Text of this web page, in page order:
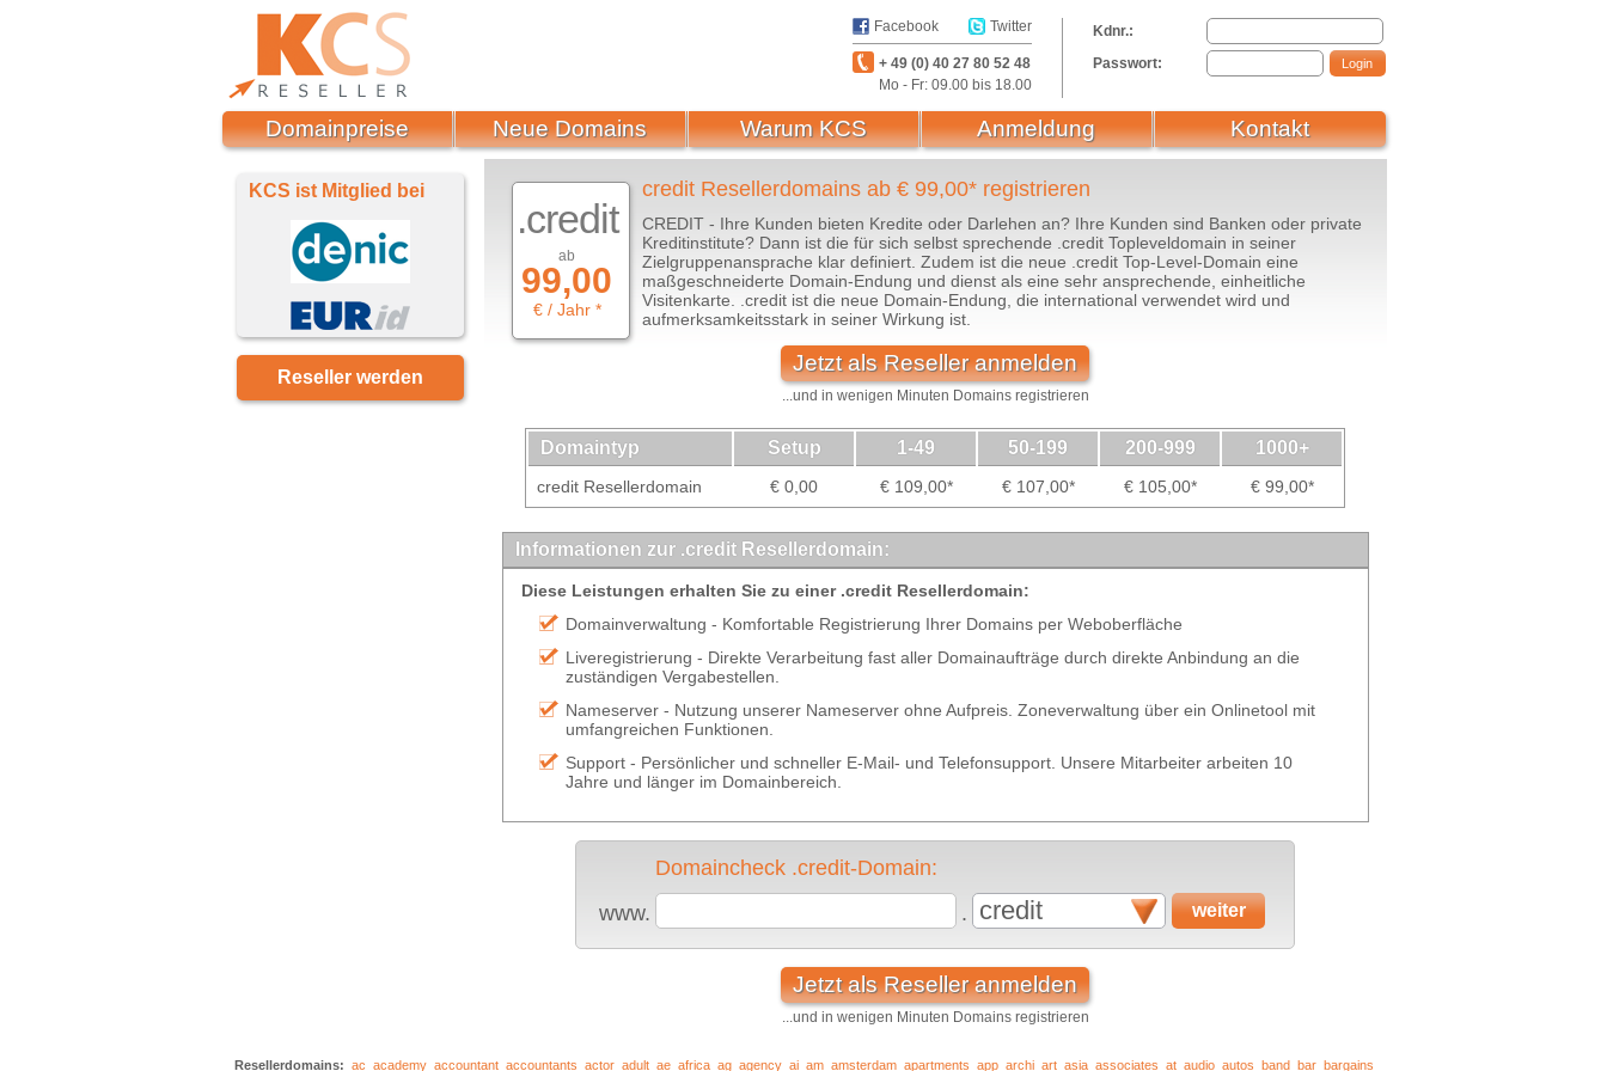
Facebook Twitter
+ 49 (0) 40 27 80 52 48
Mo - Fr: 09.00 bis 18.00
Kdnr.:
Passwort:
.credit
ab
99,00
€ / Jahr *
credit Resellerdomains ab € 99,00* registrieren
CREDIT - Ihre Kunden bieten Kredite oder Darlehen an? Ihre Kunden sind Banken oder private
Kreditinstitute? Dann ist die für sich selbst sprechende .credit Topleveldomain in seiner
Zielgruppenansprache klar definiert. Zudem ist die neue .credit Top-Level-Domain eine
maßgeschneiderte Domain-Endung und dienst als eine sehr ansprechende, einheitliche
Visitenkarte. .credit ist die neue Domain-Endung, die international verwendet wird und
aufmerksamkeitsstark in seiner Wirkung ist.
Jetzt als Reseller anmelden
...und in wenigen Minuten Domains registrieren
Domaintyp Setup 1-49 50-199 200-999 1000+
credit Resellerdomain € 0,00 € 109,00* € 107,00* € 105,00* € 99,00*
Informationen zur .credit Resellerdomain:
Diese Leistungen erhalten Sie zu einer .credit Resellerdomain:
Domainverwaltung - Komfortable Registrierung Ihrer Domains per Weboberfläche
Liveregistrierung - Direkte Verarbeitung fast aller Domainaufträge durch direkte Anbindung an die
zuständigen Vergabestellen.
Nameserver - Nutzung unserer Nameserver ohne Aufpreis. Zoneverwaltung über ein Onlinetool mit
umfangreichen Funktionen.
Support - Persönlicher und schneller E-Mail- und Telefonsupport. Unsere Mitarbeiter arbeiten 10
Jahre und länger im Domainbereich.
Domaincheck .credit-Domain:
www.
. credit
Jetzt als Reseller anmelden
...und in wenigen Minuten Domains registrieren
KCS ist Mitglied bei
Reseller werden
Resellerdomains: ac academy accountant accountants actor adult ae africa ag agency ai am amsterdam apartments app archi art asia associates at audio autos band bar bargains
Domainpreise Neue Domains Warum KCS Anmeldung Kontakt